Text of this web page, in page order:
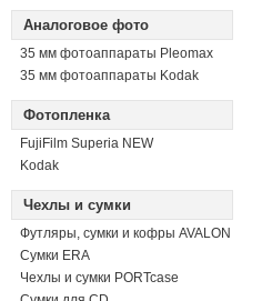
Аналоговое фото
35 мм фотоаппараты Pleomax
35 мм фотоаппараты Kodak
Фотопленка
FujiFilm Superia NEW
Kodak
Чехлы и сумки
Футляры, сумки и кофры AVALON
Сумки ERA
Чехлы и сумки PORTcase